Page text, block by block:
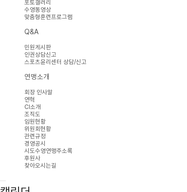
포토갤러리
수영동영상
맞춤형훈련프로그램
Q&A
민원게시판
인권상담신고
스포츠윤리센터 상담/신고
연맹소개
회장 인사말
연혁
CI소개
조직도
임원현황
위원회현황
관련규정
경영공시
시도수영연맹주소록
후원사
찾아오시는길